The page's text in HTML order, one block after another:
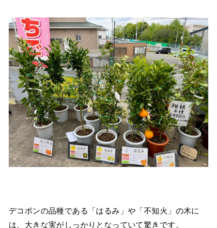
デコポンの品種である「はるみ」や「不知火」の木に
は、大きな実がしっかりとなっていて驚きです。